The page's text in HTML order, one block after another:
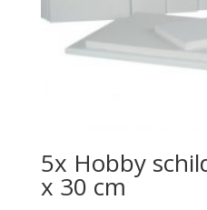
5x Hobby
x 30 cm